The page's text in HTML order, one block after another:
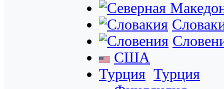
США
Турция Турция